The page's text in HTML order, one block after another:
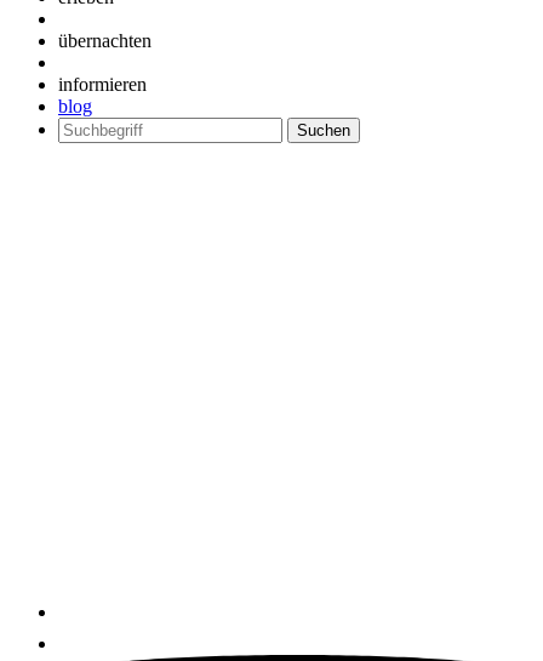
übernachten
informieren
blog
Suchen
nach: